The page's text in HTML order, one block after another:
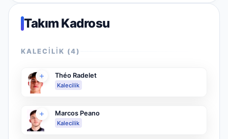
Takım Kadrosu
KALECILIK (4)
Théo Radelet
Kalecilik
Marcos Peano
Kalecilik